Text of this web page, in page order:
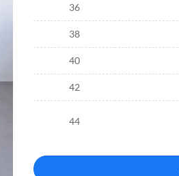
36
38
40
42
44